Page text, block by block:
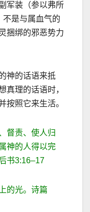
军装（参以弗所
不是与属血气的
捆绑的邪恶势力
神的话语来抵
真理的话语时，
按照它来生活。
督责、使人归
神的人得以完
书3:16–17
的光。诗篇